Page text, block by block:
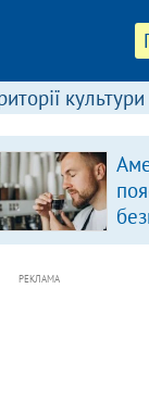
культури
РЕКЛАМА